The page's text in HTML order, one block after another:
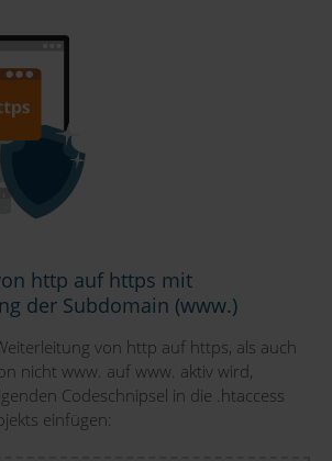
http auf https mit
der Subdomain (www.)
von http auf https, als auch
nicht www. auf www. aktiv wird,
Codeschnipsel in die .htaccess
einfügen: